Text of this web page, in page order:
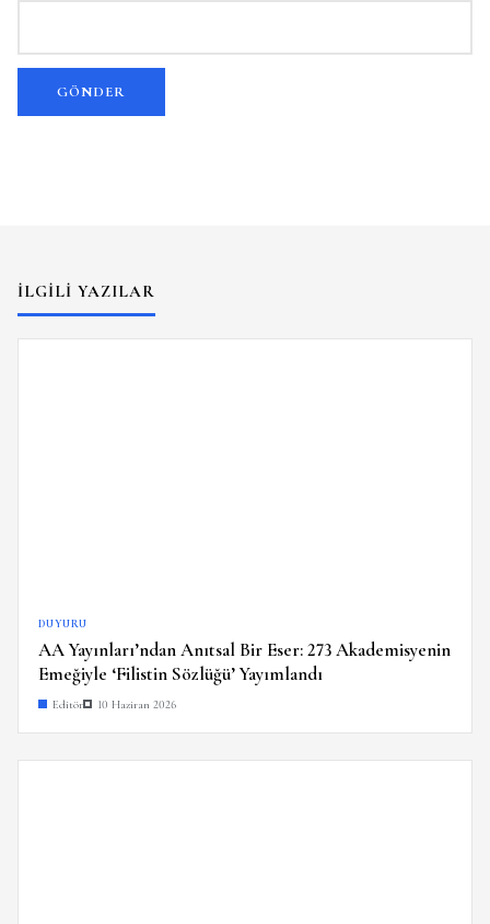
İLGILI YAZILAR
DUYURU
AA Yayınları’ndan Anıtsal Bir Eser: 273 Akademisyenin
Emeğiyle ‘Filistin Sözlüğü’ Yayımlandı
Editör 10 Haziran 2026